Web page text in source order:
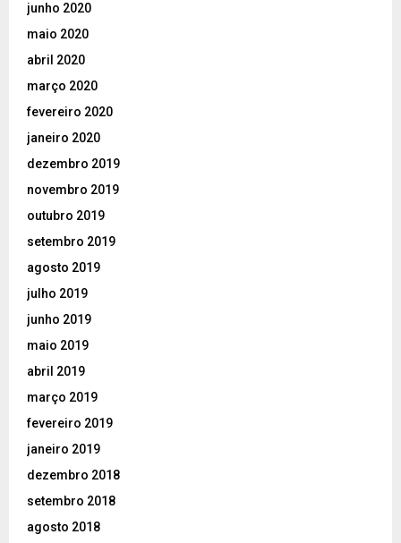
junho 2020
maio 2020
abril 2020
março 2020
fevereiro 2020
janeiro 2020
dezembro 2019
novembro 2019
outubro 2019
setembro 2019
agosto 2019
julho 2019
junho 2019
maio 2019
abril 2019
março 2019
fevereiro 2019
janeiro 2019
dezembro 2018
setembro 2018
agosto 2018